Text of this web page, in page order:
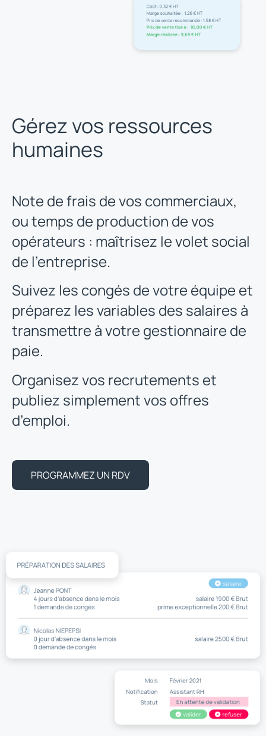
Gérez vos ressources
humaines
Note de frais de vos commerciaux,
ou temps de production de vos
opérateurs : maîtrisez le volet social
de l’entreprise.
Suivez les congés de votre équipe et
préparez les variables des salaires à
transmettre à votre gestionnaire de
paie.
Organisez vos recrutements et
publiez simplement vos offres
d’emploi.
PROGRAMMEZ UN RDV